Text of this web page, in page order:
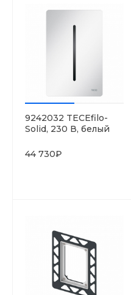
9242032 TECEfilo-
Solid, 230 В, белый
44 730₽